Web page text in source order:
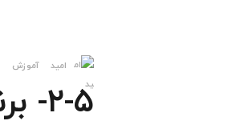
امید آموزش
۲-۵- برنامه روانکاری یاتاقان ها